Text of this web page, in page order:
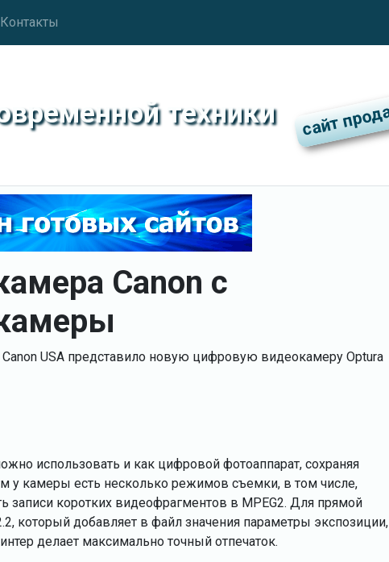
Контакты
техники
Canon с
Canon USA представило новую цифровую видеокамеру Optura
использовать и как цифровой фотоаппарат, сохраняя
у камеры есть несколько режимов съемки, в том числе,
записи коротких видеофрагментов в MPEG2. Для прямой
который добавляет в файл значения параметры экспозиции,
делает максимально точный отпечаток.